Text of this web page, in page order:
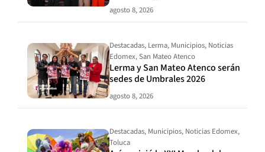
agosto 8, 2026
Destacadas, Lerma, Municipios, Noticias
Edomex,San Mateo Atenco
Lerma y San Mateo Atenco serán
sedes de Umbrales 2026
agosto 8, 2026
Destacadas, Municipios, Noticias Edomex,
Toluca